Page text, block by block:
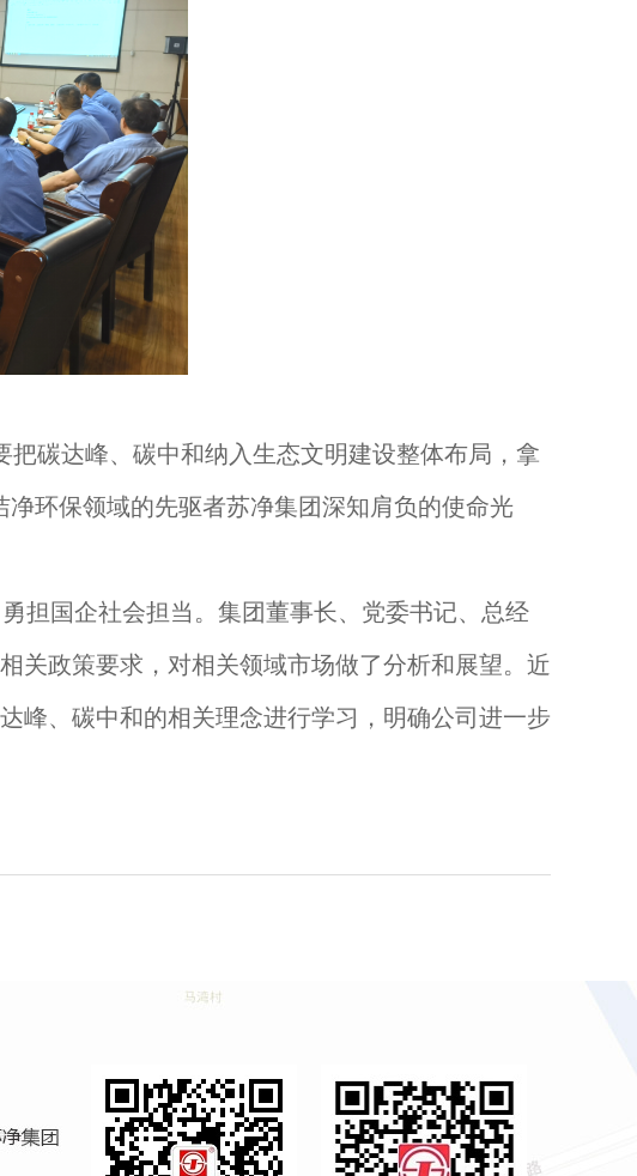
碳达峰、碳中和纳入生态文明建设整体布局，拿
环保领域的先驱者苏净集团深知肩负的使命光
担国企社会担当。集团董事长、党委书记、总经
关政策要求，对相关领域市场做了分析和展望。近
峰、碳中和的相关理念进行学习，明确公司进一步